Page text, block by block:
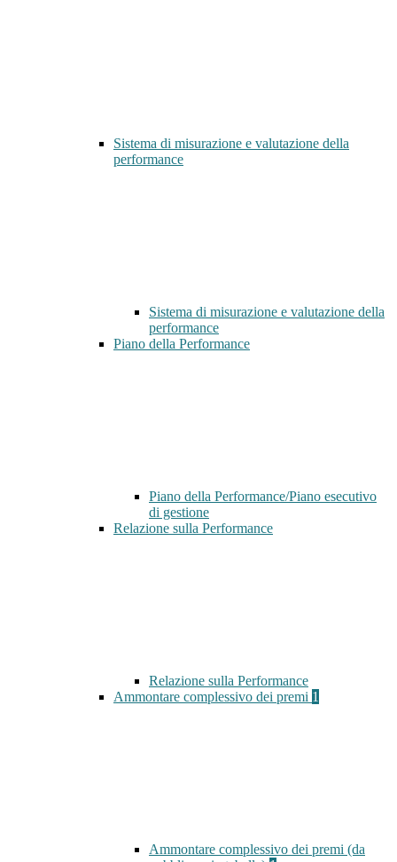
Sistema di misurazione e valutazione della
performance
Sistema di misurazione e valutazione della
performance
Piano della Performance
Piano della Performance/Piano esecutivo
di gestione
Relazione sulla Performance
Relazione sulla Performance
Ammontare complessivo dei premi 1
Ammontare complessivo dei premi (da